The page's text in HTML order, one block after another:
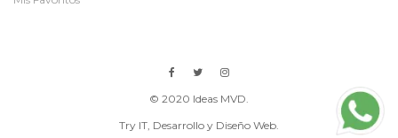
© 2020 Ideas MVD.
Try IT , Desarrollo y Diseño Web.